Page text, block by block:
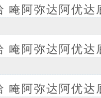
唵阿弥达阿优达
唵阿弥达阿优达
唵阿弥达阿优达